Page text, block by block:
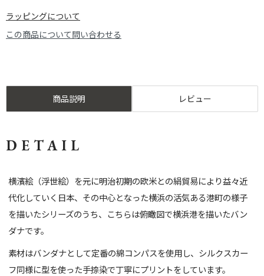
ラッピングについて
この商品について問い合わせる
商品説明 レビュー
DETAIL
横濱絵（浮世絵）を元に明治初期の欧米との絹貿易により益々近
代化していく日本、その中心となった横浜の活気ある港町の様子
を描いたシリーズのうち、こちらは俯瞰図で横浜港を描いたバン
ダナです。
素材はバンダナとして定番の綿コンパスを使用し、シルクスカー
フ同様に型を使った手捺染で丁寧にプリントをしています。